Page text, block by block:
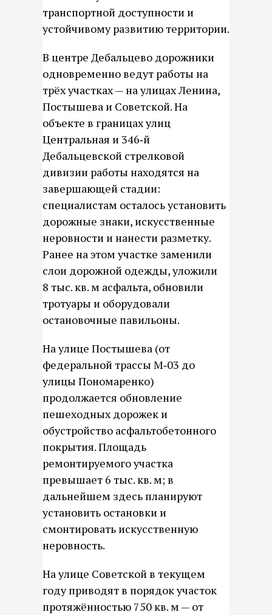
транспортной доступности и
устойчивому развитию территории.
В центре Дебальцево дорожники
одновременно ведут работы на
трёх участках — на улицах Ленина,
Постышева и Советской. На
объекте в границах улиц
Центральная и 346‑й
Дебальцевской стрелковой
дивизии работы находятся на
завершающей стадии:
специалистам осталось установить
дорожные знаки, искусственные
неровности и нанести разметку.
Ранее на этом участке заменили
слои дорожной одежды, уложили
8 тыс. кв. м асфальта, обновили
тротуары и оборудовали
остановочные павильоны.
На улице Постышева (от
федеральной трассы М‑03 до
улицы Пономаренко)
продолжается обновление
пешеходных дорожек и
обустройство асфальтобетонного
покрытия. Площадь
ремонтируемого участка
превышает 6 тыс. кв. м; в
дальнейшем здесь планируют
установить остановки и
смонтировать искусственную
неровность.
На улице Советской в текущем
году приводят в порядок участок
протяжённостью 750 кв. м — от